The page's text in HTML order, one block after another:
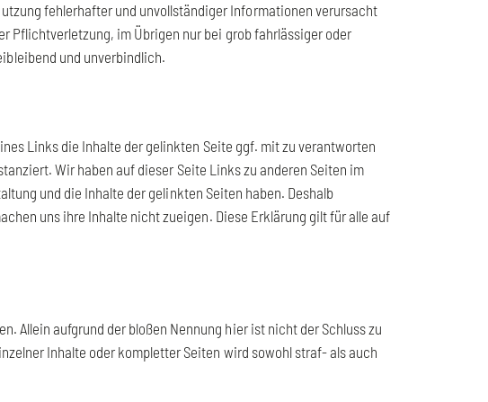
fehlerhafter und unvollständiger Informationen verursacht
Pflichtverletzung, im Übrigen nur bei grob fahrlässiger oder
und unverbindlich.
Links die Inhalte der gelinkten Seite ggf. mit zu verantworten
Wir haben auf dieser Seite Links zu anderen Seiten im
und die Inhalte der gelinkten Seiten haben. Deshalb
uns ihre Inhalte nicht zueigen. Diese Erklärung gilt für alle auf
Allein aufgrund der bloßen Nennung hier ist nicht der Schluss zu
Inhalte oder kompletter Seiten wird sowohl straf- als auch